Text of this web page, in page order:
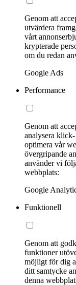
Genom att
utvärdera
vårt
krypterade
om du redan
Google Ads
Performance
Genom att
analysera
optimera vår
övergripande
använder vi
webbplats:
Google
Funktionell
Genom att
funktioner
möjligt för dig
ditt samtycke
denna